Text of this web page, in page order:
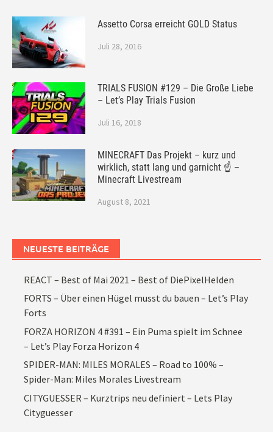
Assetto Corsa erreicht GOLD Status
Juli 28, 2016
TRIALS FUSION #129 – Die Große Liebe
– Let’s Play Trials Fusion
Juli 16, 2018
MINECRAFT Das Projekt – kurz und
wirklich, statt lang und garnicht ☝ –
Minecraft Livestream
August 8, 2021
NEUESTE BEITRÄGE
REACT – Best of Mai 2021 – Best of DiePixelHelden
FORTS – Über einen Hügel musst du bauen – Let’s Play
Forts
FORZA HORIZON 4 #391 – Ein Puma spielt im Schnee
– Let’s Play Forza Horizon 4
SPIDER-MAN: MILES MORALES – Road to 100% –
Spider-Man: Miles Morales Livestream
CITYGUESSER – Kurztrips neu definiert – Lets Play
Cityguesser